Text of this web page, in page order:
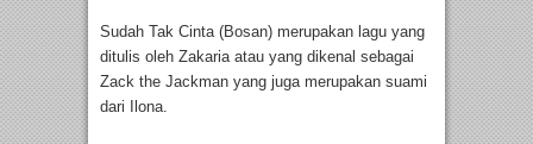
Sudah Tak Cinta (Bosan) merupakan lagu yang
ditulis oleh Zakaria atau yang dikenal sebagai
Zack the Jackman yang juga merupakan suami
dari Ilona.